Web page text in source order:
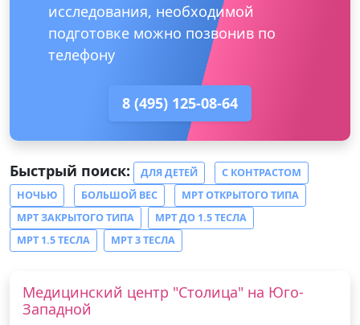
исследования, необходимой
подготовке можно позвонив по
телефону
8 (495) 125-08-64
Быстрый поиск: ДЛЯ ДЕТЕЙ
С КОНТРАСТОМ
НОЧЬЮ
БОЛЬШОЙ ВЕС
МРТ ОТКРЫТОГО ТИПА
МРТ ЗАКРЫТОГО ТИПА
МРТ ДО 1.5 ТЕСЛА
МРТ 1.5 ТЕСЛА
МРТ 3 ТЕСЛА
Медицинский центр "Столица" на Юго-
Западной